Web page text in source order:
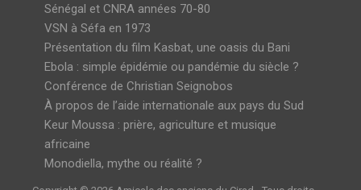
Sénégal et CNRA années 70-80
VSN à Séfa en 1973
Présentation du film Kasbat, une oasis du Bani
Ebola : simple épidémie ou pandémie du siècle ?
Conférence de Christian Seignobos
À propos de l’aide internationale aux pays du Sud
Keur Moussa : prière, agriculture et musique
africaine
Monodiella, mythe ou réalité ?